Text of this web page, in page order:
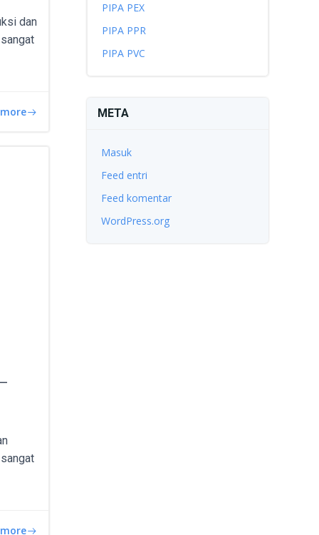
dan
PIPA PEX
PIPA PPR
PIPA PVC
META
Masuk
Feed entri
Feed komentar
WordPress.org